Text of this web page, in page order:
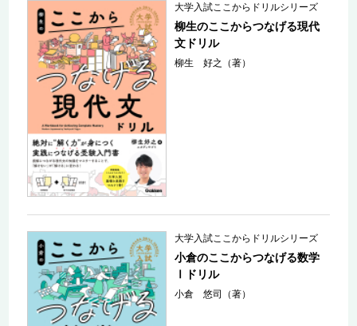
大学入試ここからドリルシリーズ
柳生のここからつなげる現代
文ドリル
柳生 好之（著）
大学入試ここからドリルシリーズ
小倉のここからつなげる数学
Ⅰドリル
小倉 悠司（著）